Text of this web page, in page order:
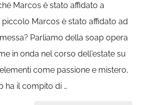
Marcos è stato affidato a
piccolo Marcos è stato affidato ad
Parliamo della soap opera
in onda nel corso dell'estate su
come passione e mistero,
ha il compito di …